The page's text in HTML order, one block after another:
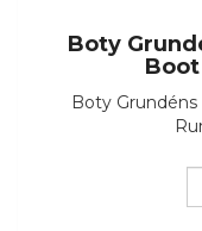
Boty
Boot
Boty